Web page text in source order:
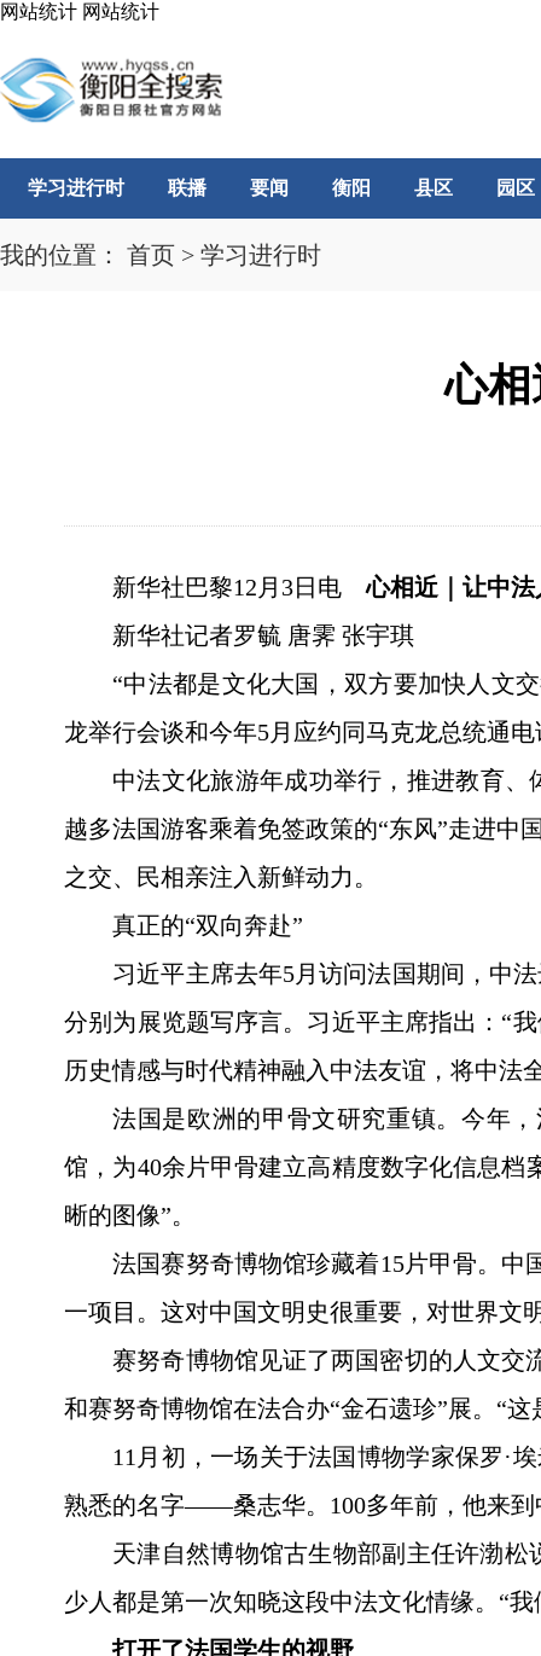
网站统计 网站统计
学习进行时 联播 要闻 衡阳 县区 园区
我的位置： 首页 > 学习进行时
心
新华社巴黎12月3日电心相近｜让中
新华社记者罗毓 唐霁 张宇琪
“中法都是文化大国，双方要加快人文
龙举行会谈和今年5月应约同马克龙总统通
中法文化旅游年成功举行，推进教育
越多法国游客乘着免签政策的“东风”走进
之交、民相亲注入新鲜动力。
真正的“双向奔赴”
习近平主席去年5月访问法国期间，中
分别为展览题写序言。习近平主席指出：“
历史情感与时代精神融入中法友谊，将中法
法国是欧洲的甲骨文研究重镇。今年
馆，为40余片甲骨建立高精度数字化信息
晰的图像”。
法国赛努奇博物馆珍藏着15片甲骨。中
一项目。这对中国文明史很重要，对世界文
赛努奇博物馆见证了两国密切的人文交
和赛努奇博物馆在法合办“金石遗珍”展。“
11月初，一场关于法国博物学家保罗·
熟悉的名字——桑志华。100多年前，他来到
天津自然博物馆古生物部副主任许渤
少人都是第一次知晓这段中法文化情缘。“
打开了法国学生的视野